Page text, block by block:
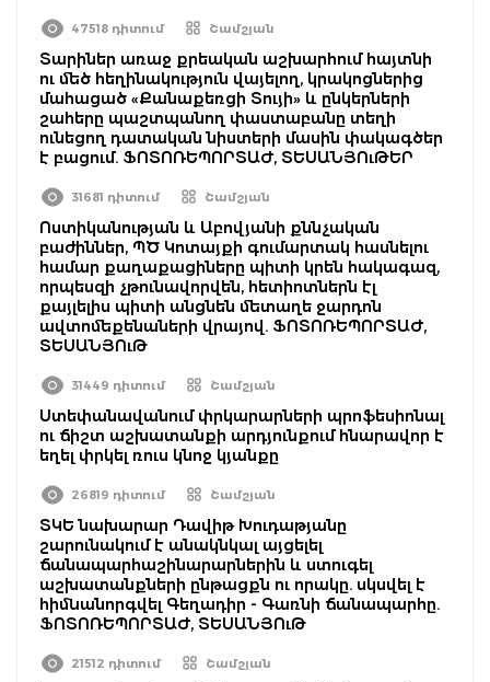
47518 դիտում Շամշյան
Տարիներ առաջ քրեական աշխարհում հայտնի
ու մեծ հեղինակություն վայելող, կրակոցներից
մահացած «Քանաքեռցի Տույի» և ընկերների
շահերը պաշտպանող փաստաբանը տեղի
ունեցող դատական նիստերի մասին փակագծեր
է բացում. ՖՈՏՈՌԵՊՈՐՏԱԺ, ՏԵՍԱՆՅՈւԹԵՐ
31681 դիտում Շամշյան
Ոստիկանության և Աբովյանի քննչական
բաժիններ, ՊԾ Կոտայքի գումարտակ հասնելու
համար քաղաքացիները պիտի կրեն հակագազ,
որպեսզի չթունավորվեն, հետիոտներն էլ
քայլելիս պիտի անցնեն մետաղե ջարդոն
ավտոմեքենաների վրայով. ՖՈՏՈՌԵՊՈՐՏԱԺ,
ՏԵՍԱՆՅՈւԹ
31449 դիտում Շամշյան
Ստեփանավանում փրկարարների պրոֆեսիոնալ
ու ճիշտ աշխատանքի արդյունքում հնարավոր է
եղել փրկել ռուս կնոջ կյանքը
26819 դիտում Շամշյան
ՏԿԵ նախարար Դավիթ Խուդաթյանը
շարունակում է անակնկալ այցելել
ճանապարհաշինարարներին և ստուգել
աշխատանքների ընթացքն ու որակը. սկսվել է
հիմնանորգվել Գեղադիր - Գառնի ճանապարհը.
ՖՈՏՈՌԵՊՈՐՏԱԺ, ՏԵՍԱՆՅՈւԹ
21512 դիտում Շամշյան